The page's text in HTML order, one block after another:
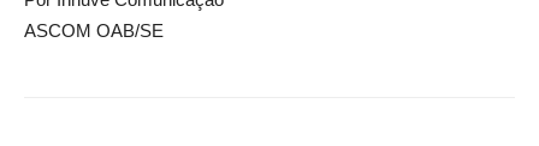
ASCOM OAB/SE